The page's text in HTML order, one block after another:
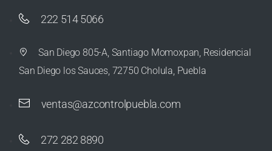
222 514 5066
San Diego 805-A, Santiago Momoxpan, Residencial
San Diego los Sauces, 72750 Cholula, Puebla
ventas@azcontrolpuebla.com
272 282 8890